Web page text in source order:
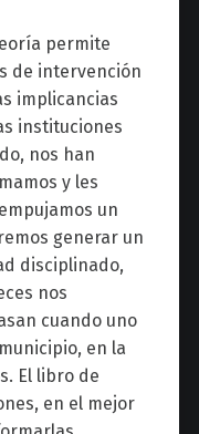
permite
de intervención
implicancias
instituciones
nos han
y les
un
generar un
disciplinado,
nos
cuando uno
en la
El libro de
en el mejor